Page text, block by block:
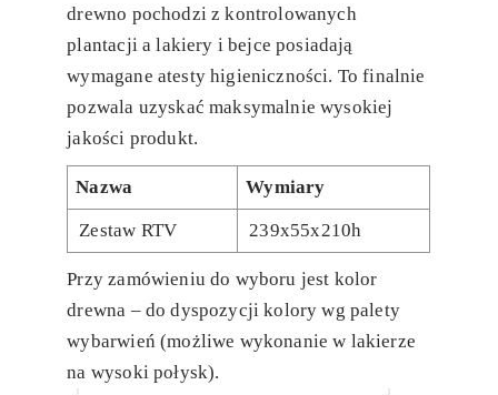
drewno pochodzi z kontrolowanych
plantacji a lakiery i bejce posiadają
wymagane atesty higieniczności. To finalnie
pozwala uzyskać maksymalnie wysokiej
jakości produkt.
Nazwa Wymiary
Zestaw RTV 239x55x210h
Przy zamówieniu do wyboru jest kolor
drewna – do dyspozycji kolory wg palety
wybarwień (możliwe wykonanie w lakierze
na wysoki połysk).